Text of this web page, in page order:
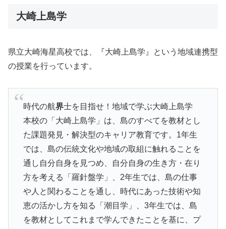
大崎上島学
県立大崎海星高校では、『大崎上島学』という地域連携型
の授業を行っています。
時代の航界士を目指せ！地域で学ぶ大崎上島学
本校の「大崎上島学」は、島のすべてを教材とし
た課題発見・解決型のキャリア教育です。1年生
では、島の伝統文化や地域の取組に触れることを
通し自分自身を見つめ、自分自身の生き方・在り
方を考える「羅針盤学」、2年生では、島の仕事
や人と関わることを通し、時代にあった技術や知
恵の活かし方を知る「潮目学」、3年生では、島
を教材としてこれまで学んできたことを基に、プ